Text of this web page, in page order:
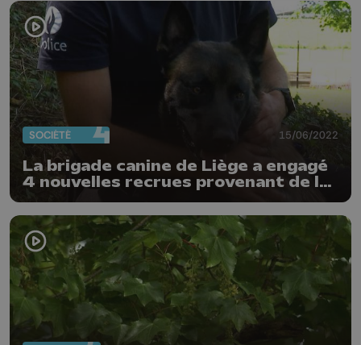
SOCIÉTÉ 15/06/2022
La brigade canine de Liège a engagé
4 nouvelles recrues provenant de la
SRPA